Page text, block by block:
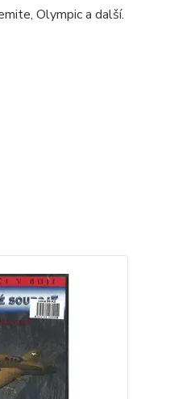
Olympic a další.